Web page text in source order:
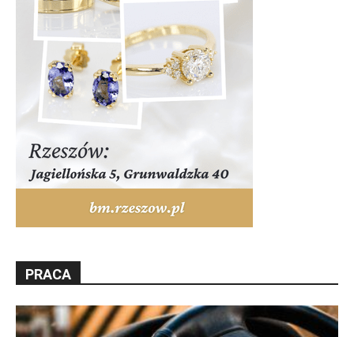
PRACA